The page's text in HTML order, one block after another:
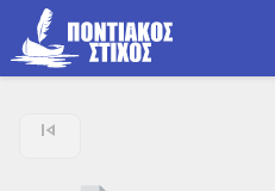
skip_previous